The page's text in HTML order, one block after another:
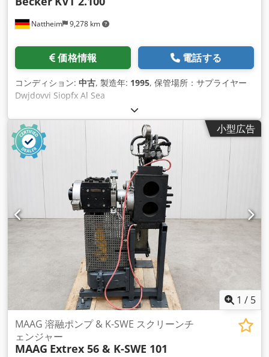
Nattheim 9,278 km
価格情報 電話する
コンディション: 中古, 製造年: 1995, 保管場所：サプライヤー
Dwjdovvi Siopfx Al Sea
小型広告
1 / 5
MAAG 溶融ポンプ & K-SWE スクリーンチ
ェンジャー
MAAG Extrex 56 & K-SWE 101